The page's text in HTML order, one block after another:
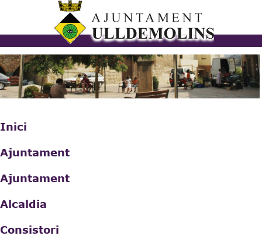
contingut
ulldemolins.cat
Inici
Ajuntament
Ajuntament
Alcaldia
Consistori